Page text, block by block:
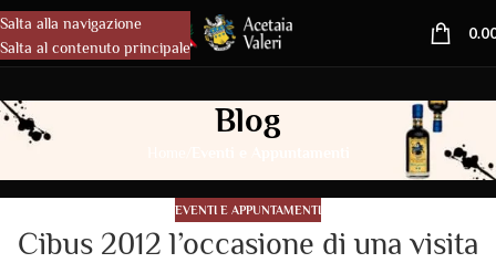
Salta alla navigazione
Salta al contenuto principale
MENU
Blog
EVENTI E APPUNTAMENTI
Cibus 2012 l’occasione di una visita